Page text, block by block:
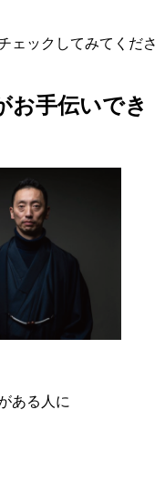
ェックしてみてくださ
お手伝いでき
ある人に